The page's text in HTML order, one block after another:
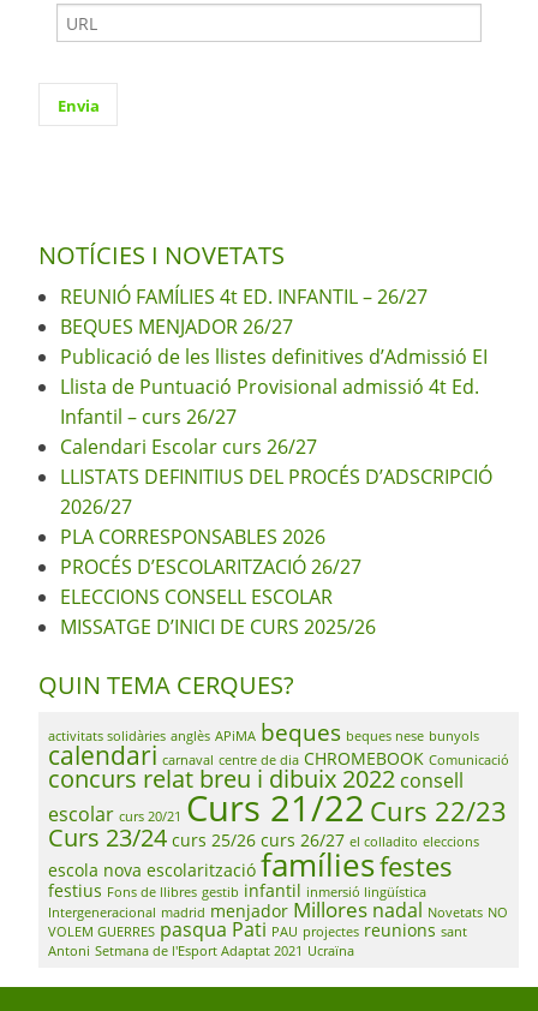
NOTÍCIES I NOVETATS
REUNIÓ FAMÍLIES 4t ED. INFANTIL – 26/27
BEQUES MENJADOR 26/27
Publicació de les llistes definitives d’Admissió EI
Llista de Puntuació Provisional admissió 4t Ed.
Infantil – curs 26/27
Calendari Escolar curs 26/27
LLISTATS DEFINITIUS DEL PROCÉS D’ADSCRIPCIÓ
2026/27
PLA CORRESPONSABLES 2026
PROCÉS D’ESCOLARITZACIÓ 26/27
ELECCIONS CONSELL ESCOLAR
MISSATGE D’INICI DE CURS 2025/26
QUIN TEMA CERQUES?
activitats solidàries anglès APiMA beques beques nese bunyols
calendari carnaval centre de dia CHROMEBOOK Comunicació
concurs relat breu i dibuix 2022 consell
escolar curs 20/21 Curs 21/22 Curs 22/23
Curs 23/24 curs 25/26 curs 26/27 el colladito eleccions
escola nova escolarització famíliesfestes
festius Fons de llibres gestib infantil inmersió lingüística
Intergeneracional madrid menjador Millores nadal Novetats NO
VOLEM GUERRES pasqua Pati PAU projectes reunions sant
Antoni Setmana de l'Esport Adaptat 2021 Ucraïna